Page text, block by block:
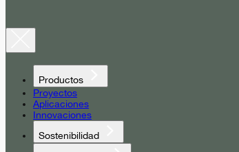
Productos
Proyectos
Aplicaciones
Innovaciones
Sostenibilidad